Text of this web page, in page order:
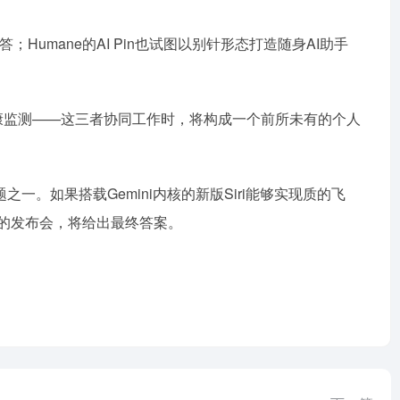
；Humane的AI Pin也试图以别针形态打造随身AI助手
测——这三者协同工作时，将构成一个前所未有的个人
一。如果搭载Gemini内核的新版Siri能够实现质的飞
布会，将给出最终答案。